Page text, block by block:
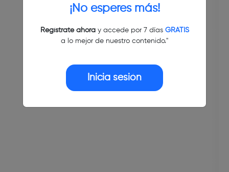
¡No esperes más!
Regístrate ahoray accede por 7 días GRATIS
a lo mejor de nuestro contenido."
Inicia sesión